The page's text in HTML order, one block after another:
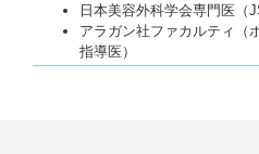
日本美容外科学会専門医（
アラガン社ファカルティ（
指導医）